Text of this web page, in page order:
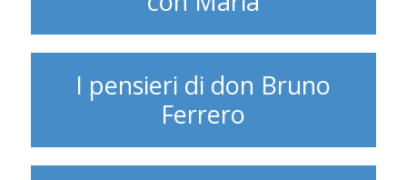
I pensieri di don Bruno
Ferrero